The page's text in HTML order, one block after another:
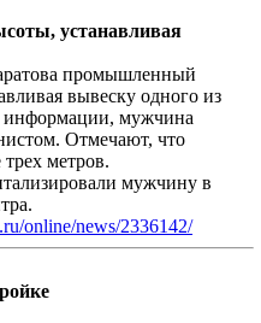
устанавливая
промышленный
вывеску одного из
информации, мужчина
Отмечают, что
метров.
мужчину в
online/news/2336142/